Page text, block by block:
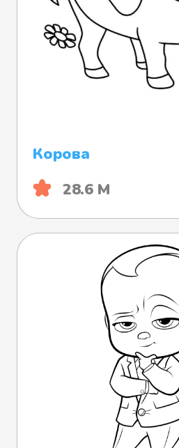
Корова
28.6 М